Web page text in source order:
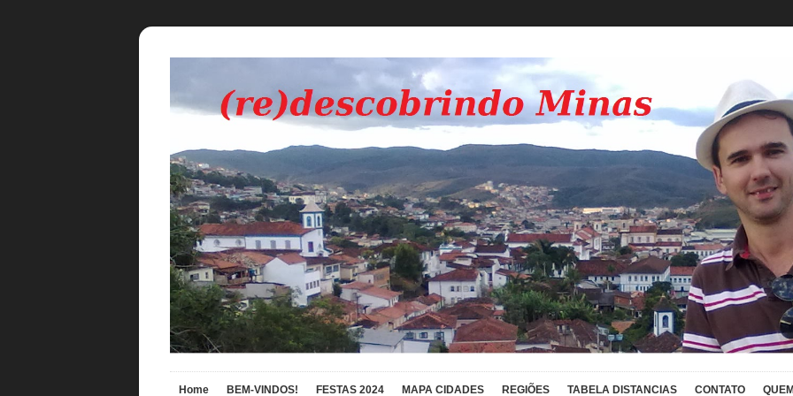
Home BEM-VINDOS! FESTAS 2024 MAPA CIDADES REGIÕES TABELA DISTANCIAS CONTATO